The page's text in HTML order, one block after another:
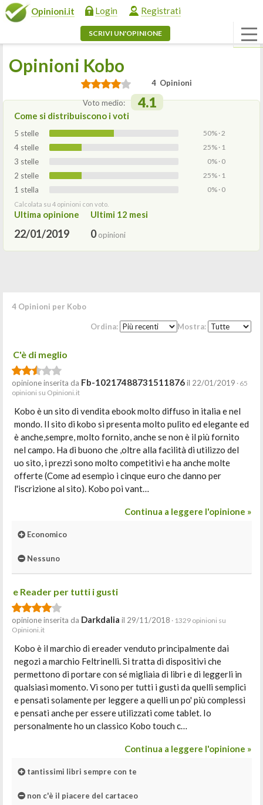
Opinioni.it Login Registrati
SCRIVI UN'OPINIONE
Opinioni Kobo
4 Opinioni
Voto medio: 4.1
Come si distribuiscono i voti
5 stelle 50% · 2
4 stelle 25% · 1
3 stelle 0% · 0
2 stelle 25% · 1
1 stella 0% · 0
Calcolata su 4 opinioni con voto.
Ultima opinione
22/01/2019
Ultimi 12 mesi
0opinioni
4 Opinioni per Kobo
Ordina: Mostra:
C'è di meglio
opinione inserita da Fb-10217488731511876il 22/01/2019 · 65
opinioni su Opinioni.it
Kobo è un sito di vendita ebook molto diffuso in italia e nel
mondo. Il sito di kobo si presenta molto pulito ed elegante ed
è anche,sempre, molto fornito, anche se non è il più fornito
nel campo. Ha di buono che ,oltre alla facilità di utilizzo del
uo sito, i prezzi sono molto competitivi e ha anche molte
offerte (Come ad esempio i cinque euro che danno per
l'iscrizione al sito). Kobo poi vant…
Continua a leggere l'opinione »
Economico
Nessuno
e Reader per tutti i gusti
opinione inserita da Darkdalia il 29/11/2018 · 1329 opinioni su
Opinioni.it
Kobo è il marchio di ereader venduto principalmente dai
negozi a marchio Feltrinelli. Si tratta di dispositivi che
permettono di portare con sé migliaia di libri e di leggerli in
qualsiasi momento. Vi sono per tutti i gusti da quelli semplici
e pensati solamente per leggere a quelli un po' più complessi
e pensati anche per essere utilizzati come tablet. Io
personalmente ho un classico Kobo touch c…
Continua a leggere l'opinione »
tantissimi libri sempre con te
non c'è il piacere del cartaceo